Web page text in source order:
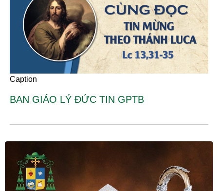
Caption
BAN GIÁO LÝ ĐỨC TIN GPTB